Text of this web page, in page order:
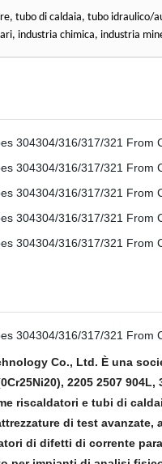
tubo di caldaia, tubo
industria chimica, industria
Co., Ltd. È una
2205 2507
riscaldatori e tubi di
di test
di difetti di corrente